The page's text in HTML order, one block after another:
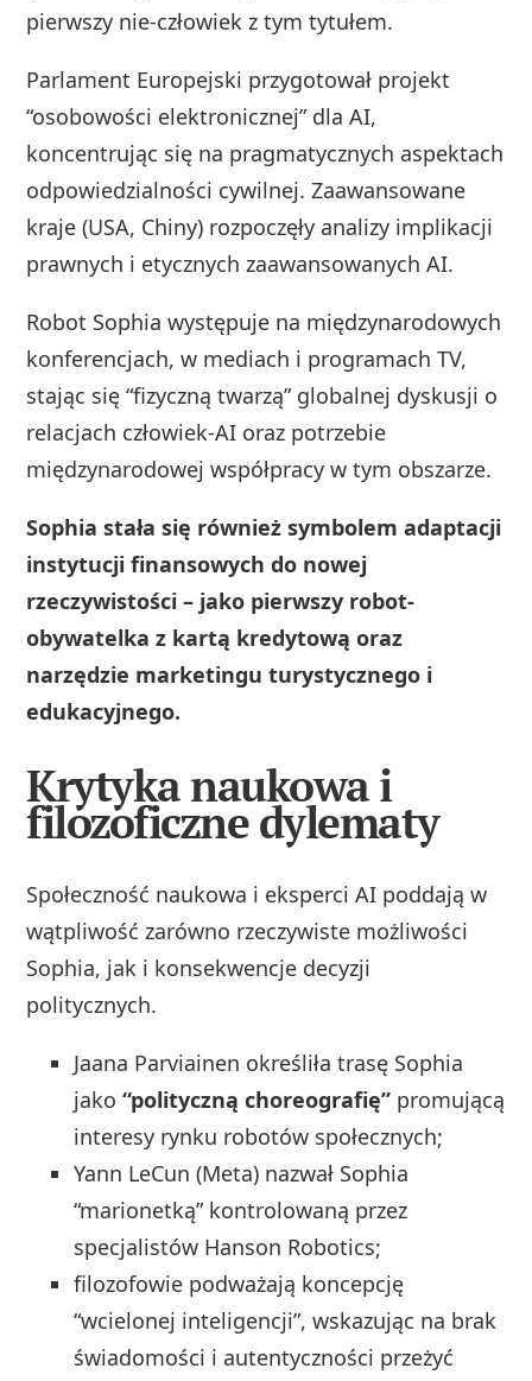
pierwszy nie-człowiek z tym tytułem.
Parlament Europejski przygotował projekt
“osobowości elektronicznej” dla AI,
koncentrując się na pragmatycznych aspektach
odpowiedzialności cywilnej. Zaawansowane
kraje (USA, Chiny) rozpoczęły analizy implikacji
prawnych i etycznych zaawansowanych AI.
Robot Sophia występuje na międzynarodowych
konferencjach, w mediach i programach TV,
stając się “fizyczną twarzą” globalnej dyskusji o
relacjach człowiek-AI oraz potrzebie
międzynarodowej współpracy w tym obszarze.
Sophia stała się również symbolem adaptacji
instytucji finansowych do nowej
rzeczywistości – jako pierwszy robot-
obywatelka z kartą kredytową oraz
narzędzie marketingu turystycznego i
edukacyjnego.
Krytyka naukowa i
filozoficzne dylematy
Społeczność naukowa i eksperci AI poddają w
wątpliwość zarówno rzeczywiste możliwości
Sophia, jak i konsekwencje decyzji
politycznych.
Jaana Parviainen określiła trasę Sophia
jako“polityczną choreografię” promującą
interesy rynku robotów społecznych;
Yann LeCun (Meta) nazwał Sophia
“marionetką” kontrolowaną przez
specjalistów Hanson Robotics;
filozofowie podważają koncepcję
“wcielonej inteligencji”, wskazując na brak
świadomości i autentyczności przeżyć